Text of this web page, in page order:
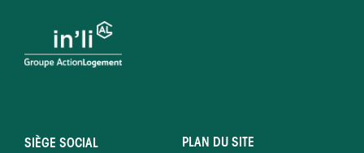
SIÈGE SOCIAL PLAN DU SITE